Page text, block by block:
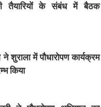
तैयारियों के संबंध में बैठक
ने शुराला में पौधारोपण कार्यक्रम
किया